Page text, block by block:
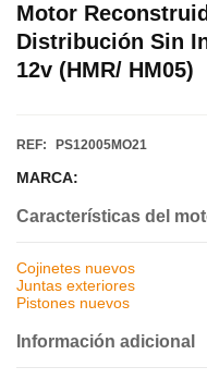
Motor
Distribución Sin
12v (HMR/ HM05)
REF: PS12005MO21
MARCA:
Características del
Cojinetes nuevos
Juntas exteriores
Pistones nuevos
Información adicional